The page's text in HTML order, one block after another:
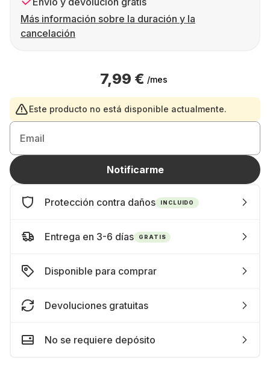
Más información sobre la duración y la
cancelación
7,99 € /mes
Este producto no está disponible actualmente.
Email
Notificarme
Protección contra daños INCLUIDO
Entrega en 3-6 días GRATIS
Disponible para comprar
Devoluciones gratuitas
No se requiere depósito